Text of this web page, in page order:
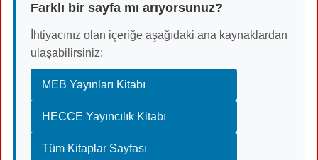
Farklı bir sayfa mı arıyorsunuz?
İhtiyacınız olan içeriğe aşağıdaki ana kaynaklardan
ulaşabilirsiniz:
MEB Yayınları Kitabı
HECCE Yayıncılık Kitabı
Tüm Kitaplar Sayfası